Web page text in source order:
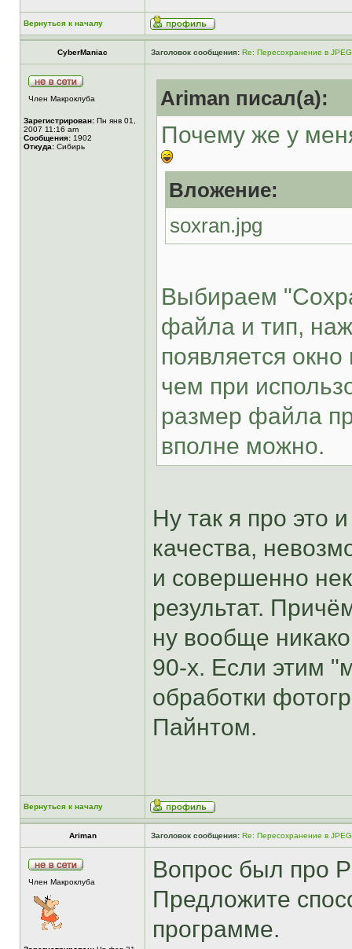
Вернуться к началу
CyberManiac Заголовок сообщения: Re: Пересохранение в JPEG
Член Макроклуба
Зарегистрирован: Пн янв 01,
2007 11:16 am
Сообщения: 1902
Откуда: Сибирь
Ariman писал(а):
Почему же у
Вложение:
soxran.jpg
Выбираем
файла и тип,
появляется
чем при
размер файла
вполне можно.
Ну так я про это
качества,
и совершенно
результат.
ну вообще
90-х. Если этим
обработки
Пайнтом.
Вернуться к началу
Ariman Заголовок сообщения: Re: Пересохранение в JPEG
Член Макроклуба
Вопрос был про
Предложите
программе.